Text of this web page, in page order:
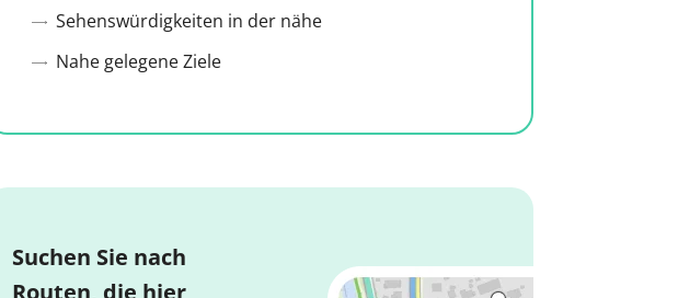
Sehenswürdigkeiten in der nähe
Nahe gelegene Ziele
Suchen Sie nach
Routen, die hier